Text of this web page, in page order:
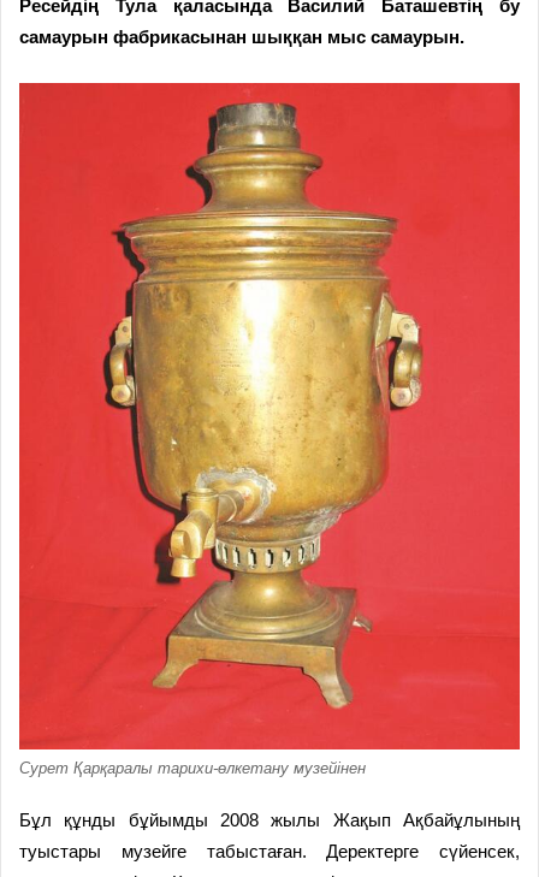
Ресейдің Тула қаласында Василий Баташевтің бу
самаурын фабрикасынан шыққан мыс самаурын.
Сурет Қарқаралы тарихи-өлкетану музейінен
Бұл құнды бұйымды 2008 жылы Жақып Ақбайұлының
туыстары музейге табыстаған. Деректерге сүйенсек,